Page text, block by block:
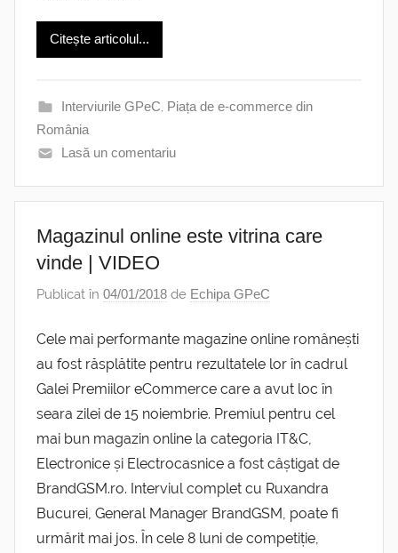
Citește articolul...
Interviurile GPeC, Piața de e-commerce din
România
Lasă un comentariu
Magazinul online este vitrina care
vinde | VIDEO
Publicat în 04/01/2018 de Echipa GPeC
Cele mai performante magazine online românești
au fost răsplătite pentru rezultatele lor în cadrul
Galei Premiilor eCommerce care a avut loc în
seara zilei de 15 noiembrie. Premiul pentru cel
mai bun magazin online la categoria IT&C,
Electronice și Electrocasnice a fost câștigat de
BrandGSM.ro. Interviul complet cu Ruxandra
Bucurei, General Manager BrandGSM, poate fi
urmărit mai jos. În cele 8 luni de competiție,